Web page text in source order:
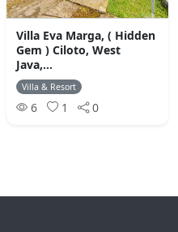
Villa Eva Marga, ( Hidden
Gem ) Ciloto, West
Java,...
Villa & Resort
6 1 0